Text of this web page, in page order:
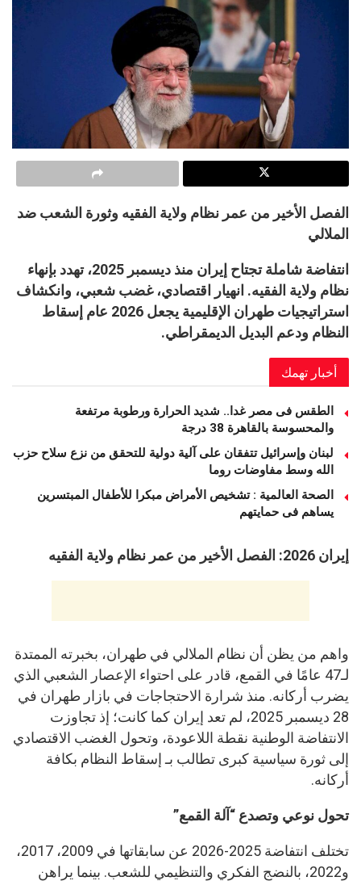
الفصل الأخير من عمر نظام ولاية الفقيه وثورة الشعب ضد
الملالي
انتفاضة شاملة تجتاح إيران منذ ديسمبر 2025، تهدد بإنهاء
نظام ولاية الفقيه. انهيار اقتصادي، غضب شعبي، وانكشاف
استراتيجيات طهران الإقليمية يجعل 2026 عام إسقاط
النظام ودعم البديل الديمقراطي.
أخبار تهمك
الطقس فى مصر غدا.. شديد الحرارة ورطوبة مرتفعة
والمحسوسة بالقاهرة 38 درجة
لبنان وإسرائيل تتفقان على آلية دولية للتحقق من نزع سلاح حزب
الله وسط مفاوضات روما
الصحة العالمية : تشخيص الأمراض مبكرا للأطفال المبتسرين
يساهم فى حمايتهم
إيران 2026: الفصل الأخير من عمر نظام ولاية الفقيه
واهم من يظن أن نظام الملالي في طهران، بخبرته الممتدة
لـ47 عامًا في القمع، قادر على احتواء الإعصار الشعبي الذي
يضرب أركانه. منذ شرارة الاحتجاجات في بازار طهران في
28 ديسمبر 2025، لم تعد إيران كما كانت؛ إذ تجاوزت
الانتفاضة الوطنية نقطة اللاعودة، وتحول الغضب الاقتصادي
إلى ثورة سياسية كبرى تطالب بـ إسقاط النظام بكافة
أركانه.
تحول نوعي وتصدع “آلة القمع”
تختلف انتفاضة 2025-2026 عن سابقاتها في 2009، 2017،
و2022، بالنضج الفكري والتنظيمي للشعب. بينما يراهن